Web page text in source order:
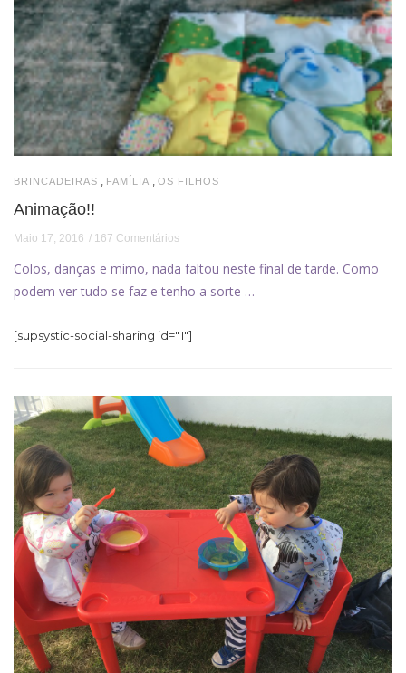
BRINCADEIRAS FAMÍLIA OS FILHOS
Animação!!
Maio 17, 2016 167 Comentários
Colos, danças e mimo, nada faltou neste final de tarde. Como
podem ver tudo se faz e tenho a sorte …
[supsystic-social-sharing id="1"]